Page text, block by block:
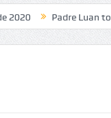
Padre Luan toma